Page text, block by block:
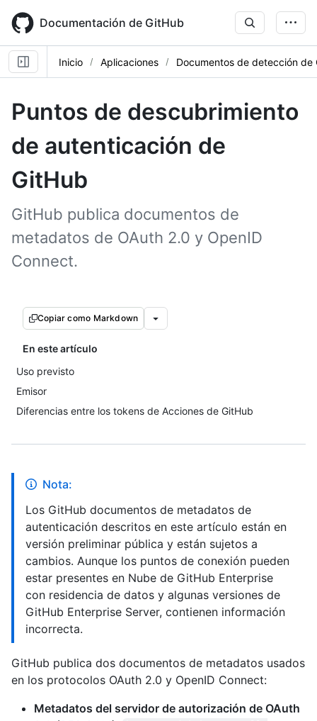
main
content
Documentación de GitHub
Inicio Aplicaciones Documentos de detección de
Puntos de descubrimiento
de autenticación de
GitHub
GitHub publica documentos de
metadatos de OAuth 2.0 y OpenID
Connect.
Copiar como Markdown
En este artículo
Uso previsto
Emisor
Diferencias entre los tokens de Acciones de GitHub
Nota:
Los GitHub documentos de metadatos de
autenticación descritos en este artículo están en
versión preliminar pública y están sujetos a
cambios. Aunque los puntos de conexión pueden
estar presentes en Nube de GitHub Enterprise
con residencia de datos y algunas versiones de
GitHub Enterprise Server, contienen información
incorrecta.
GitHub publica dos documentos de metadatos usados
en los protocolos OAuth 2.0 y OpenID Connect:
Metadatos del servidor de autorización de OAuth